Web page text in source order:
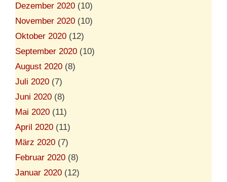
Dezember 2020 (10)
November 2020 (10)
Oktober 2020 (12)
September 2020 (10)
August 2020 (8)
Juli 2020 (7)
Juni 2020 (8)
Mai 2020 (11)
April 2020 (11)
März 2020 (7)
Februar 2020 (8)
Januar 2020 (12)